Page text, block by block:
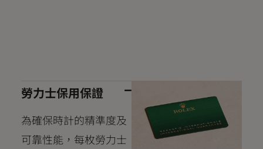
勞力士保用保證
為確保時計的精準度及
可靠性能，每枚勞力士